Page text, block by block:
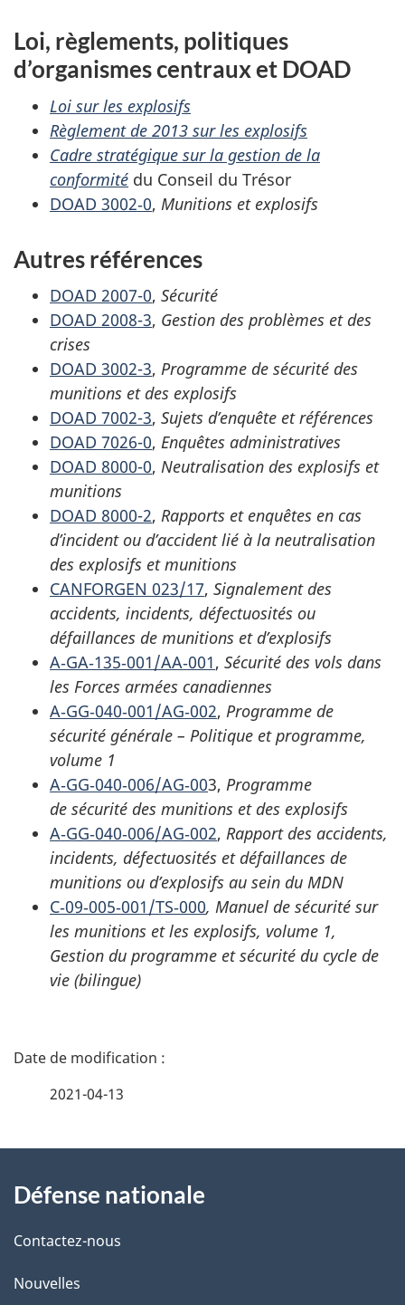
Loi, règlements, politiques
d’organismes centraux et DOAD
Loi sur les explosifs
Règlement de 2013 sur les explosifs
Cadre stratégique sur la gestion de la
conformité du Conseil du Trésor
DOAD 3002‑0, Munitions et explosifs
Autres références
DOAD 2007-0, Sécurité
DOAD 2008-3, Gestion des problèmes et des
crises
DOAD 3002-3, Programme de sécurité des
munitions et des explosifs
DOAD 7002-3, Sujets d’enquête et références
DOAD 7026-0, Enquêtes administratives
DOAD 8000-0, Neutralisation des explosifs et
munitions
DOAD 8000-2, Rapports et enquêtes en cas
d’incident ou d’accident lié à la neutralisation
des explosifs et munitions
CANFORGEN 023/17, Signalement des
accidents, incidents, défectuosités ou
défaillances de munitions et d’explosifs
A‑GA‑135‑001/AA‑001, Sécurité des vols dans
les Forces armées canadiennes
A‑GG‑040‑001/AG‑002, Programme de
sécurité générale – Politique et programme,
volume 1
A‑GG‑040‑006/AG‑003, Programme
de sécurité des munitions et des explosifs
A‑GG‑040‑006/AG‑002, Rapport des accidents,
incidents, défectuosités et défaillances de
munitions ou d’explosifs au sein du MDN
C‑09‑005‑001/TS‑000, Manuel de sécurité sur
les munitions et les explosifs, volume 1,
Gestion du programme et sécurité du cycle de
vie (bilingue)
D
i
l
s
2021-04-13
propos
de
ce
Défense nationale
Contactez-nous
Nouvelles